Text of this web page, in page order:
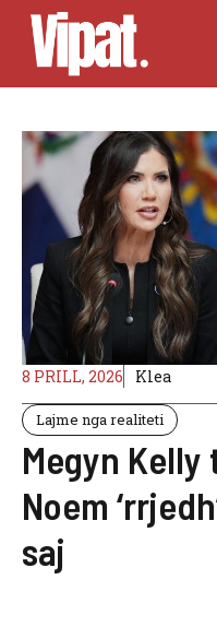
Skip
content
8 PRILL, 2026 Klea
Lajme nga realiteti
Megyn
Noem
saj